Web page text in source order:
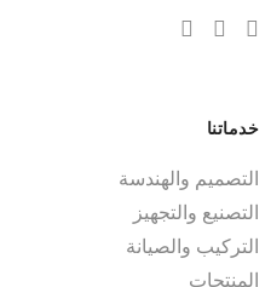
خدماتنا
التصميم والهندسة
التصنيع والتجهيز
التركيب والصيانة
المنتجات